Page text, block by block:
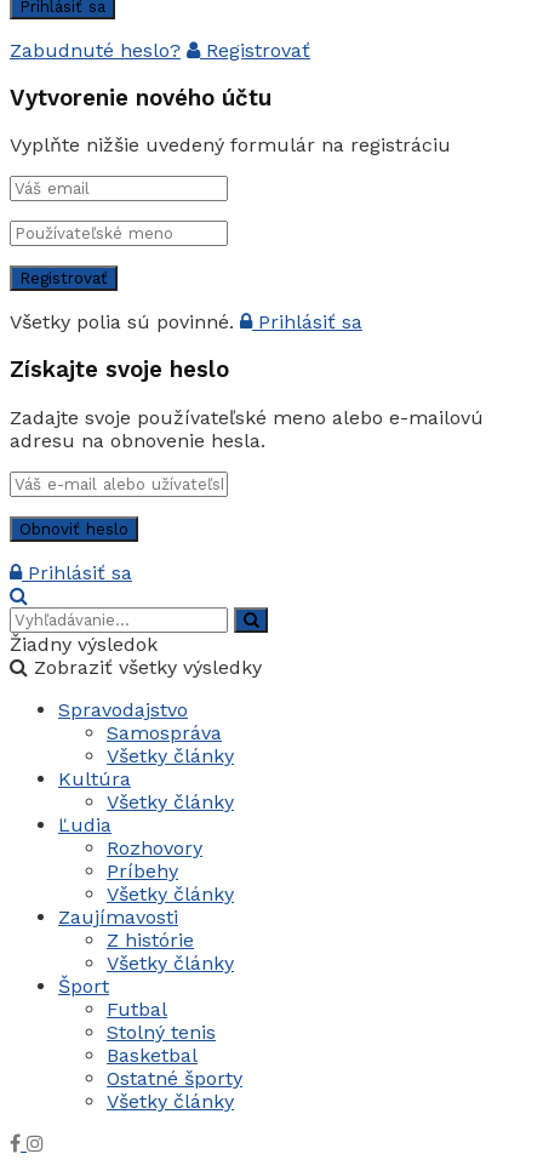
Zabudnuté heslo? Registrovať
Vytvorenie nového účtu
Vyplňte nižšie uvedený formulár na registráciu
Všetky polia sú povinné. Prihlásiť sa
Získajte svoje heslo
Zadajte svoje používateľské meno alebo e-mailovú
adresu na obnovenie hesla.
Prihlásiť sa
Žiadny výsledok
Zobraziť všetky výsledky
Spravodajstvo
Samospráva
Všetky články
Kultúra
Všetky články
Ľudia
Rozhovory
Príbehy
Všetky články
Zaujímavosti
Z histórie
Všetky články
Šport
Futbal
Stolný tenis
Basketbal
Ostatné športy
Všetky články